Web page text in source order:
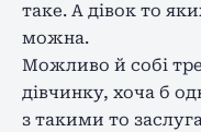
таке. А дівок то
можна.
Можливо й собі
дівчинку, хоча б
з такими то